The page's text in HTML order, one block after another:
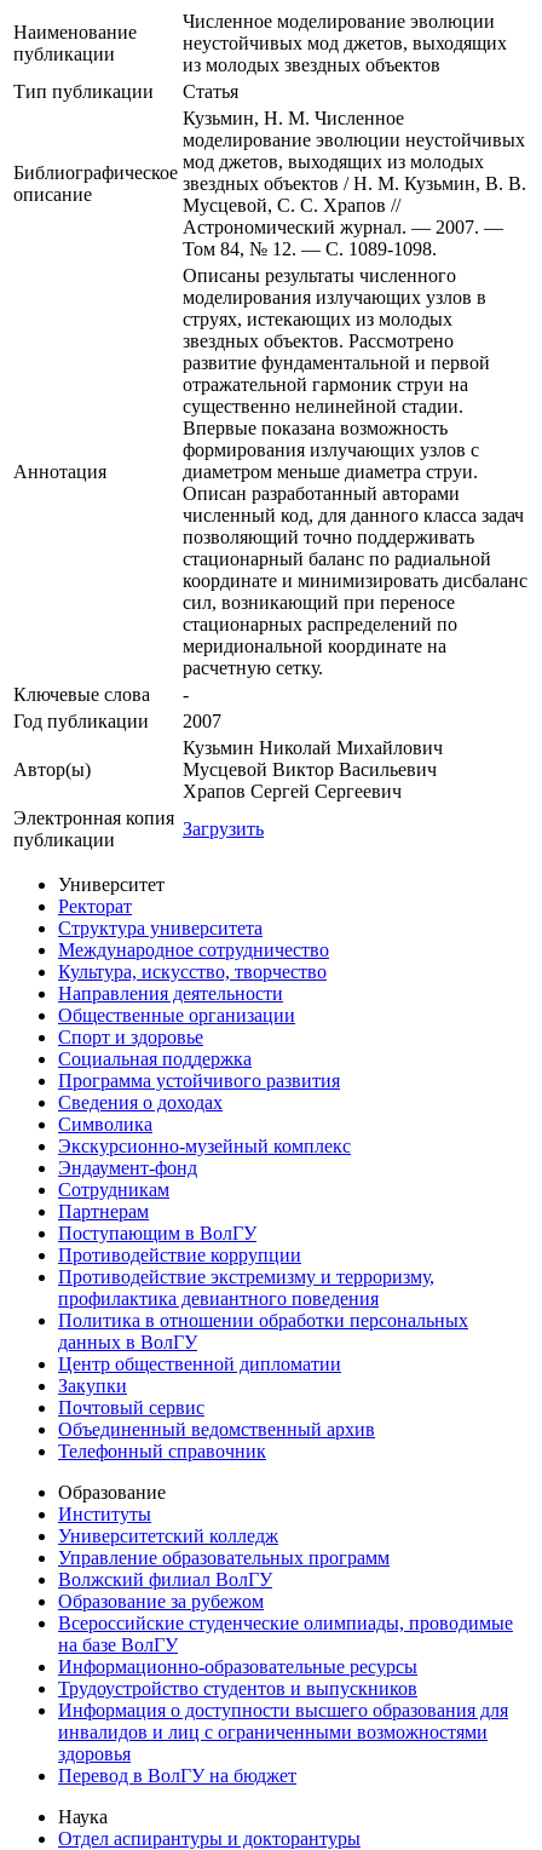
Наименование
публикации
Численное моделирование эволюции
неустойчивых мод джетов, выходящих
из молодых звездных объектов
Тип публикации
Статья
Библиографическое
описание
Кузьмин, Н. М. Численное
моделирование эволюции неустойчивых
мод джетов, выходящих из молодых
звездных объектов / Н. М. Кузьмин, В. В.
Мусцевой, С. С. Храпов //
Астрономический журнал. — 2007. —
Том 84, № 12. — С. 1089-1098.
Аннотация
Описаны результаты численного
моделирования излучающих узлов в
струях, истекающих из молодых
звездных объектов. Рассмотрено
развитие фундаментальной и первой
отражательной гармоник струи на
существенно нелинейной стадии.
Впервые показана возможность
формирования излучающих узлов с
диаметром меньше диаметра струи.
Описан разработанный авторами
численный код, для данного класса задач
позволяющий точно поддерживать
стационарный баланс по радиальной
координате и минимизировать дисбаланс
сил, возникающий при переносе
стационарных распределений по
меридиональной координате на
расчетную сетку.
Ключевые cлова
-
Год публикации
2007
Автор(ы)
Кузьмин Николай Михайлович
Мусцевой Виктор Васильевич
Храпов Сергей Сергеевич
Электронная копия
публикации
Загрузить
Университет
Ректорат
Структура университета
Международное сотрудничество
Культура, искусство, творчество
Направления деятельности
Общественные организации
Спорт и здоровье
Социальная поддержка
Программа устойчивого развития
Сведения о доходах
Символика
Экскурсионно-музейный комплекс
Эндаумент-фонд
Сотрудникам
Партнерам
Поступающим в ВолГУ
Противодействие коррупции
Противодействие экстремизму и терроризму,
профилактика девиантного поведения
Политика в отношении обработки персональных
данных в ВолГУ
Центр общественной дипломатии
Закупки
Почтовый сервис
Объединенный ведомственный архив
Телефонный справочник
Образование
Институты
Университетский колледж
Управление образовательных программ
Волжский филиал ВолГУ
Образование за рубежом
Всероссийские студенческие олимпиады, проводимые
на базе ВолГУ
Информационно-образовательные ресурсы
Трудоустройство студентов и выпускников
Информация о доступности высшего образования для
инвалидов и лиц с ограниченными возможностями
здоровья
Перевод в ВолГУ на бюджет
Наука
Отдел аспирантуры и докторантуры